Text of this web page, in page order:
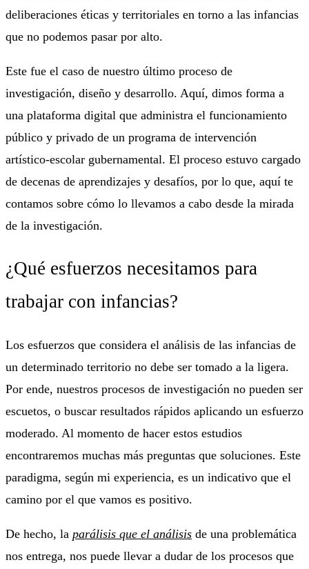
deliberaciones éticas y territoriales en torno a las infancias
que no podemos pasar por alto.
Este fue el caso de nuestro último proceso de
investigación, diseño y desarrollo. Aquí, dimos forma a
una plataforma digital que administra el funcionamiento
público y privado de un programa de intervención
artístico-escolar gubernamental. El proceso estuvo cargado
de decenas de aprendizajes y desafíos, por lo que, aquí te
contamos sobre cómo lo llevamos a cabo desde la mirada
de la investigación.
¿Qué esfuerzos necesitamos para
trabajar con infancias?
Los esfuerzos que considera el análisis de las infancias de
un determinado territorio no debe ser tomado a la ligera.
Por ende, nuestros procesos de investigación no pueden ser
escuetos, o buscar resultados rápidos aplicando un esfuerzo
moderado. Al momento de hacer estos estudios
encontraremos muchas más preguntas que soluciones. Este
paradigma, según mi experiencia, es un indicativo que el
camino por el que vamos es positivo.
De hecho, la parálisis que el análisis de una problemática
nos entrega, nos puede llevar a dudar de los procesos que